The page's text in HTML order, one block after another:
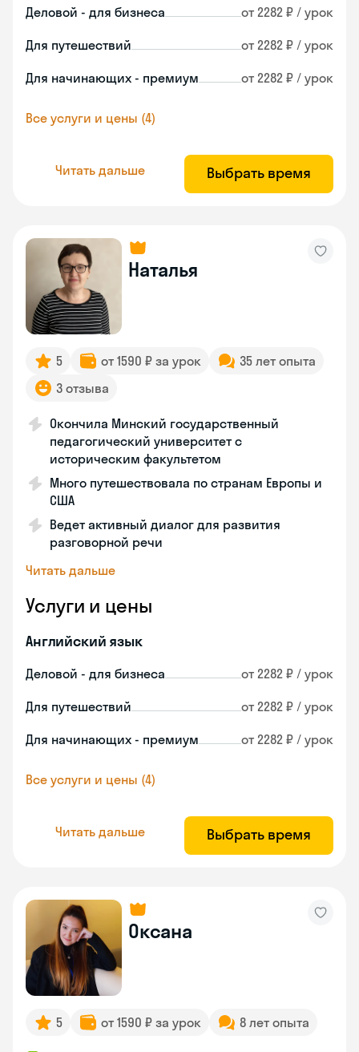
Деловой - для бизнеса от 2282 ₽ / урок
Для путешествий от 2282 ₽ / урок
Для начинающих - премиум от 2282 ₽ / урок
Все услуги и цены (4)
Читать дальше Выбрать время
Наталья
5 от 1590 ₽ за урок
35 лет опыта
3 отзыва
Окончила Минский государственный
педагогический университет с
историческим факультетом
Много путешествовала по странам Европы и
США
Ведет активный диалог для развития
разговорной речи
Читать дальше
Услуги и цены
Английский язык
Деловой - для бизнеса от 2282 ₽ / урок
Для путешествий от 2282 ₽ / урок
Для начинающих - премиум от 2282 ₽ / урок
Все услуги и цены (4)
Читать дальше Выбрать время
Оксана
5 от 1590 ₽ за урок 8 лет опыта